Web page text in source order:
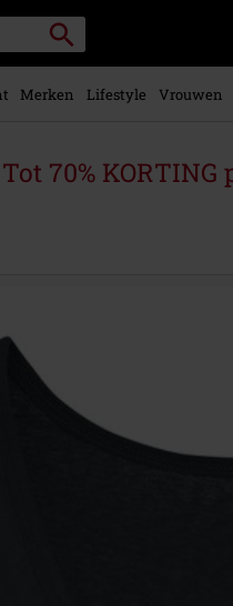
Packstation
zoeken
Merken Lifestyle Vrouwen
Tot 70% KORTING